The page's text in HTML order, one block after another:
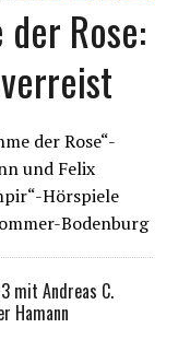
Rose:
der Rose“-
und Felix
Hörspiele
Bodenburg
mit Andreas C.
Hamann